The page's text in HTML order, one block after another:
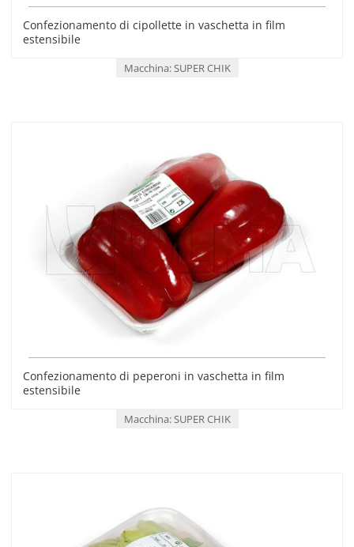
Confezionamento di cipollette in vaschetta in film
estensibile
Macchina: SUPER CHIK
Confezionamento di peperoni in vaschetta in film
estensibile
Macchina: SUPER CHIK